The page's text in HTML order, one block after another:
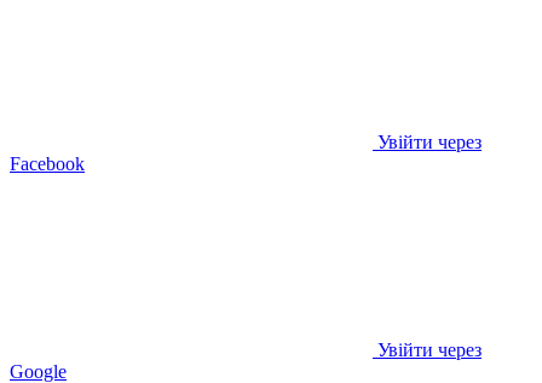
Увійти через
Facebook
Увійти через
Google